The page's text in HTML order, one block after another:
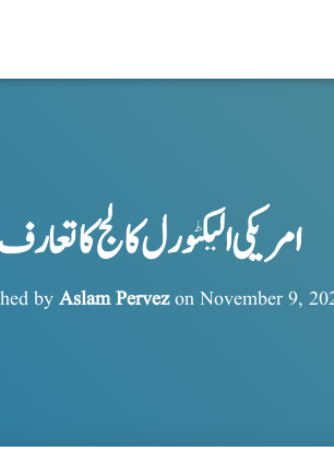
امریکی الیکٹورل کالج کا تعارف
by Aslam Pervezon November 9,